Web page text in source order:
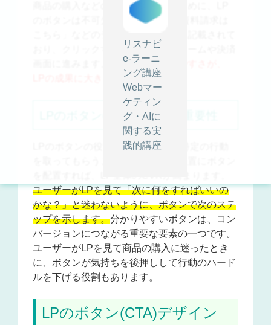
リスナビ
e-ラーニ
ング講座
Webマー
ケティン
グ・AIに
関する実
践的講座
商品の購入などの目的を達成するために、LP
のボタンは不可欠な要素です。 「資料請求は
おり、クリックすると申し込みフォームや決済
ボタンのわかりやすさが、
LPの成果に大きく影響 します。
LPのボタン(CTA)の役割と重要性
LPのボタンの役割は、ユーザーに特定の行動
ユーザーがLPを見て「次に何をすればいいの
かな？」と迷わないように、ボタンで次のステ
ップを示します。分かりやすいボタンは、コン
バージョンにつながる重要な要素の一つです。
ユーザーがLPを見て商品の購入に迷ったとき
に、ボタンが気持ちを後押しして行動のハード
ルを下げる役割 もあります。
LPのボタン(CTA)デザイン